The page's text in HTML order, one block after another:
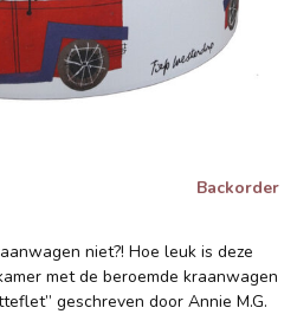
Backorder
niet?! Hoe leuk is deze
met de beroemde kraanwagen
geschreven door Annie M.G.